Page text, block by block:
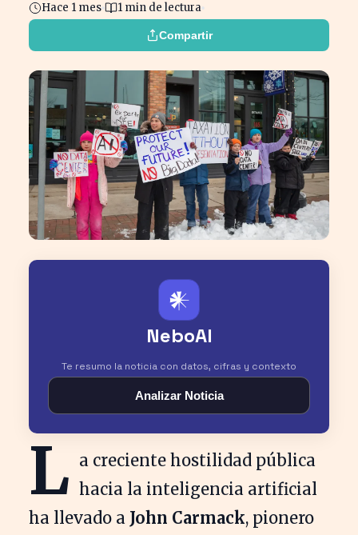
Hace 1 mes 1 min de lectura
Compartir
𒀭
NeboAI
Te resumo la noticia con datos, cifras y contexto
Analizar Noticia
L a creciente hostilidad pública
hacia la inteligencia artificial
ha llevado a John Carmack, pionero